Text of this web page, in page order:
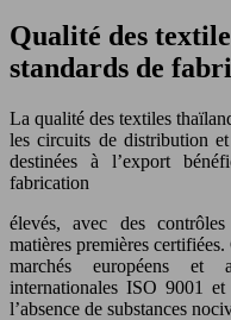
Qualité des
standards de
La qualité des textiles
les circuits de distribution
destinées à l’export
fabrication
élevés, avec des
matières premières
marchés européens et
internationales ISO 9001
l’absence de substances